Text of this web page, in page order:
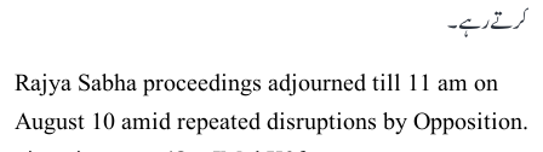
کرتے رہے۔
Rajya Sabha proceedings adjourned till 11 am on
August 10 amid repeated disruptions by Opposition.